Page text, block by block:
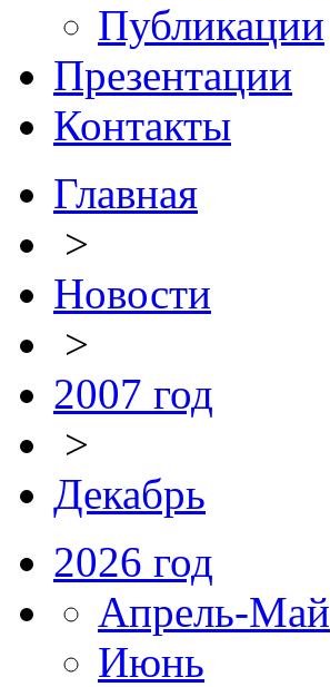
Публикации
Презентации
Контакты
Главная
>
Новости
>
2007 год
>
Декабрь
2026 год
Апрель-Май
Июнь